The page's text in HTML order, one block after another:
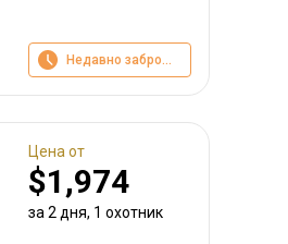
Недавно забронировано
Цена от
$1,974
за 2 дня, 1 охотник